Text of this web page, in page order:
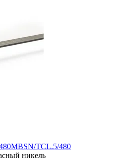
TCL.5/480
никель